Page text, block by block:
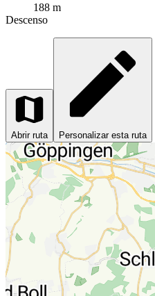
188 m
Descenso
Abrir ruta Personalizar esta ruta